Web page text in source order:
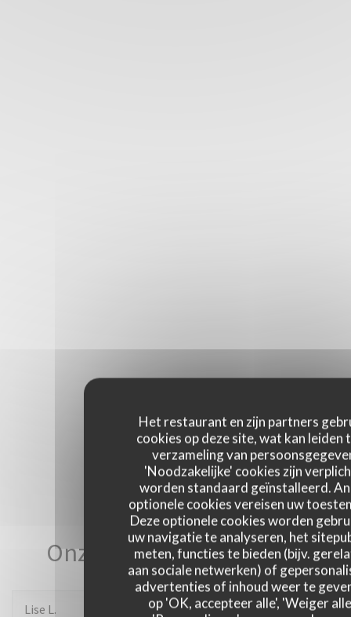
Het restaurant en zijn partners
cookies op deze site, wat kan leiden
verzameling van
'Noodzakelijke' cookies zijn
worden standaard geïnstalleerd.
optionele cookies vereisen uw
Deze optionele cookies worden
uw navigatie te analyseren, het
meten, functies te bieden (bijv.
aan sociale netwerken) of
advertenties of inhoud weer te
op 'OK, accepteer alle', 'Weiger
Onze gastbeoordelingen
Lise L